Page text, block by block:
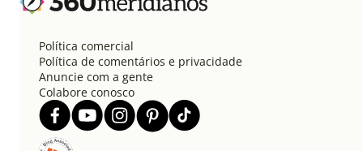
Política comercial
Política de comentários e privacidade
Anuncie com a gente
Colabore conosco